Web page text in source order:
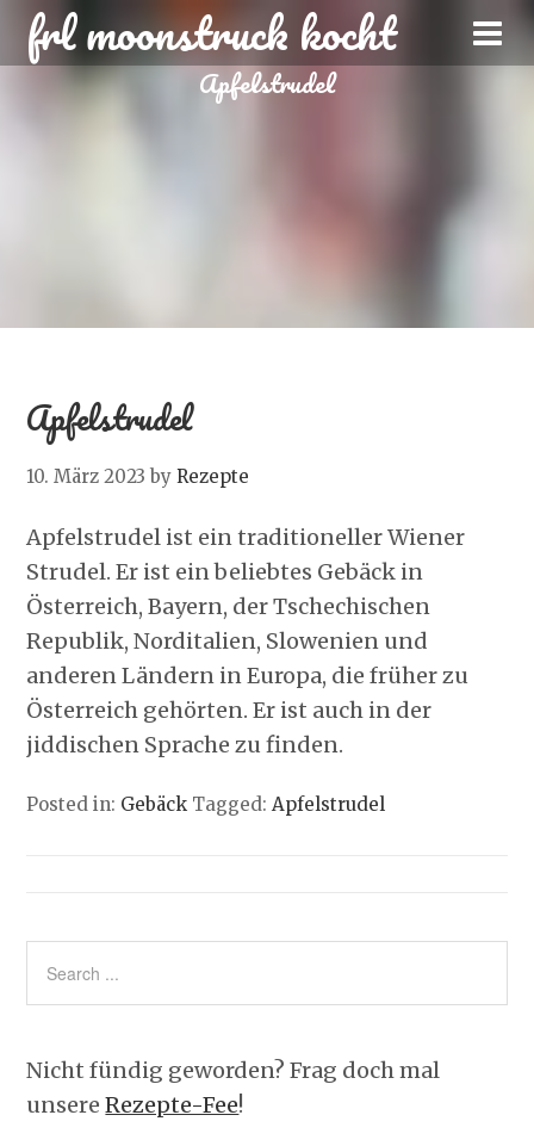
frl moonstruck kocht
Apfelstrudel
Apfelstrudel
10. März 2023 byRezepte
Apfelstrudel ist ein traditioneller Wiener
Strudel. Er ist ein beliebtes Gebäck in
Österreich, Bayern, der Tschechischen
Republik, Norditalien, Slowenien und
anderen Ländern in Europa, die früher zu
Österreich gehörten. Er ist auch in der
jiddischen Sprache zu finden.
Posted in: Gebäck Tagged:Apfelstrudel
Nicht fündig geworden? Frag doch mal
unsereRezepte-Fee!